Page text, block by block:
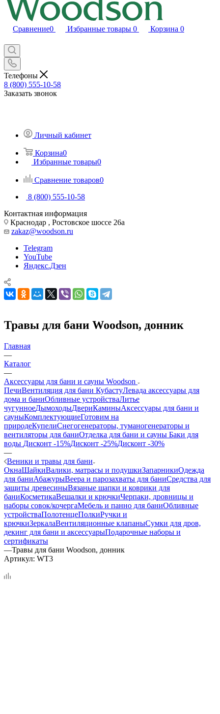
Сравнение0 Избранные товары 0 Корзина 0
Телефоны
8 (800) 555-10-58
Заказать звонок
Личный кабинет
Корзина0
Избранные товары0
Сравнение товаров0
8 (800) 555-10-58
Контактная информация
Краснодар , Ростовское шоссе 26а
zakaz@woodson.ru
Telegram
YouTube
Яндекс.Дзен
Травы для бани Woodson, донник
Главная
—
Каталог
—
Аксессуары для бани и сауны Woodson
ПечиВентиляция для бани КубастуЛевада аксессуары для
дома и баниОбливные устройстваЛитье
чугунноеДымоходыДвериКаминыАксессуары для бани и
сауныКомплектующиеГотовим на
природеКупелиСнегогенераторы, туманогенераторы и
вентиляторы для баниОтделка для бани и сауны Баки для
воды Дисконт -15%Дисконт -25%Дисконт -30%
—
Веники и травы для бани
ОкнаШайкиВалики, матрасы и подушкиЗапарникиОдежда
для баниАбажурыВеера и парозахваты для баниСредства для
защиты древесиныВязаные шапки и коврики для
баниКосметикаВешалки и крючкиЧерпаки, дровницы и
наборы совок/кочергаМебель и панно для баниОбливные
устройстваПолотенцеПолкиРучки и
крючкиЗеркалаВентиляционные клапаныСумки для дров,
декинг для бани и аксессуарыПодарочные наборы и
сертификаты
—Травы для бани Woodson, донник
Артикул: WT3